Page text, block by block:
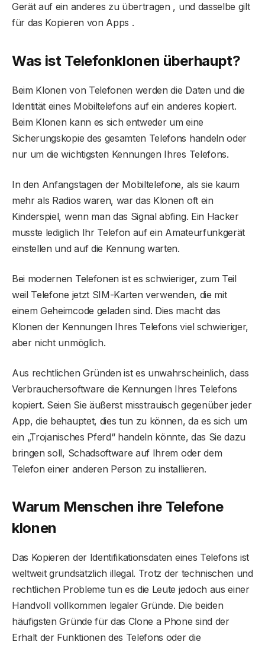
Gerät auf ein anderes zu übertragen , und dasselbe gilt
für das Kopieren von Apps .
Was ist Telefonklonen überhaupt?
Beim Klonen von Telefonen werden die Daten und die
Identität eines Mobiltelefons auf ein anderes kopiert.
Beim Klonen kann es sich entweder um eine
Sicherungskopie des gesamten Telefons handeln oder
nur um die wichtigsten Kennungen Ihres Telefons.
In den Anfangstagen der Mobiltelefone, als sie kaum
mehr als Radios waren, war das Klonen oft ein
Kinderspiel, wenn man das Signal abfing. Ein Hacker
musste lediglich Ihr Telefon auf ein Amateurfunkgerät
einstellen und auf die Kennung warten.
Bei modernen Telefonen ist es schwieriger, zum Teil
weil Telefone jetzt SIM-Karten verwenden, die mit
einem Geheimcode geladen sind. Dies macht das
Klonen der Kennungen Ihres Telefons viel schwieriger,
aber nicht unmöglich.
Aus rechtlichen Gründen ist es unwahrscheinlich, dass
Verbrauchersoftware die Kennungen Ihres Telefons
kopiert. Seien Sie äußerst misstrauisch gegenüber jeder
App, die behauptet, dies tun zu können, da es sich um
ein „Trojanisches Pferd“ handeln könnte, das Sie dazu
bringen soll, Schadsoftware auf Ihrem oder dem
Telefon einer anderen Person zu installieren.
Warum Menschen ihre Telefone
klonen
Das Kopieren der Identifikationsdaten eines Telefons ist
weltweit grundsätzlich illegal. Trotz der technischen und
rechtlichen Probleme tun es die Leute jedoch aus einer
Handvoll vollkommen legaler Gründe. Die beiden
häufigsten Gründe für das Clone a Phone sind der
Erhalt der Funktionen des Telefons oder die